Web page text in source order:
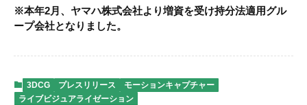
※本年2月、ヤマハ株式会社より増資を受け持分法適用グル
ープ会社となりました。
3DCG プレスリリース
モーションキャプチャー
ライブビジュアライゼーション